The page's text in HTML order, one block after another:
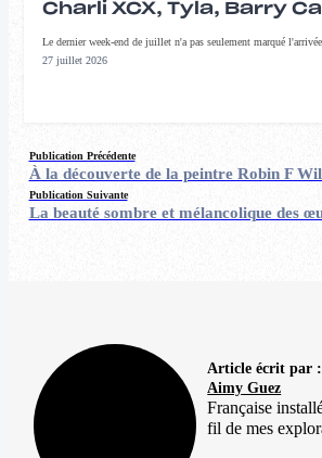
Charli XCX, Tyla, Barry
Le dernier week-end de juillet n'a pas seulement marqué
27 juillet 2026
Publication Précédente
À la découverte de la peintre Robin F
Publication Suivante
La beauté sombre et mélancolique des
Article écrit par :
Aimy Guez
Française
fil de mes